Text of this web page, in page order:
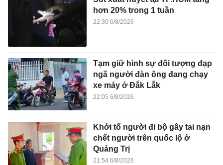
hơn 20% trong 1 tuần
22:30 6/8/2026
Tạm giữ hình sự đối tượng đạp
ngã người đàn ông đang chạy
xe máy ở Đắk Lắk
22:05 6/8/2026
Khởi tố người đi bộ gây tai nạn
chết người trên quốc lộ ở
Quảng Trị
21:54 6/8/2026